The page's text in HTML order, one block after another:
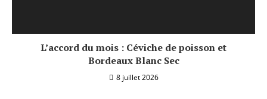
L’accord du mois : Céviche de poisson et
Bordeaux Blanc Sec
8 juillet 2026